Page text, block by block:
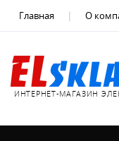
Главная О
ИНТЕРНЕТ-МАГАЗИН